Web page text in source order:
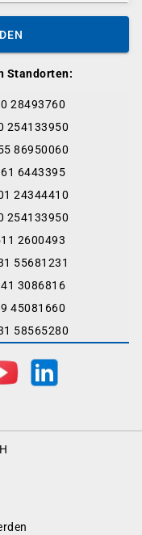
Standorten:
28493760
254133950
86950060
6443395
24344410
254133950
2600493
55681231
3086816
45081660
58565280